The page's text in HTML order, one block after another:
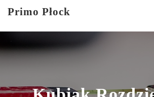
Primo Płock